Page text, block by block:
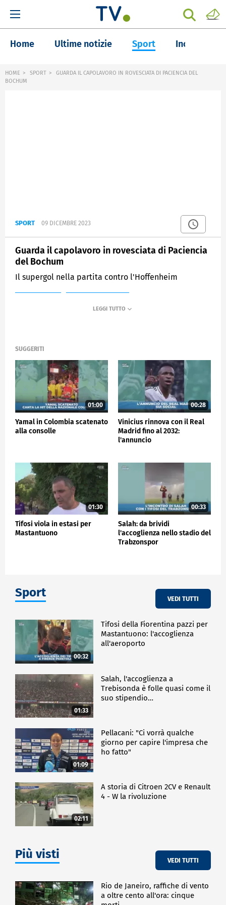
Home Ultime notizie Sport Inchieste
HOME SPORT
GUARDA IL CAPOLAVORO IN ROVESCIATA DI PACIENCIA DEL
BOCHUM
SPORT 09 DICEMBRE 2023
Guarda il capolavoro in rovesciata di Paciencia
del Bochum
Il supergol nella partita contro l'Hoffenheim
SUGGERITI
01:00
Yamal in Colombia scatenato
alla consolle
00:28
Vinicius rinnova con il Real
Madrid fino al 2032:
l'annuncio
01:30
Tifosi viola in estasi per
Mastantuono
00:33
Salah: da brividi
l'accoglienza nello stadio del
Trabzonspor
Sport VEDI TUTTI
00:32
Tifosi della Fiorentina pazzi per
Mastantuono: l'accoglienza
all'aeroporto
01:33
Salah, l'accoglienza a
Trebisonda è folle quasi come il
suo stipendio…
01:09
Pellacani: "Ci vorrà qualche
giorno per capire l'impresa che
ho fatto"
02:11
A storia di Citroen 2CV e Renault
4 - W la rivoluzione
Più visti VEDI TUTTI
Rio de Janeiro, raffiche di vento
a oltre cento all'ora: cinque